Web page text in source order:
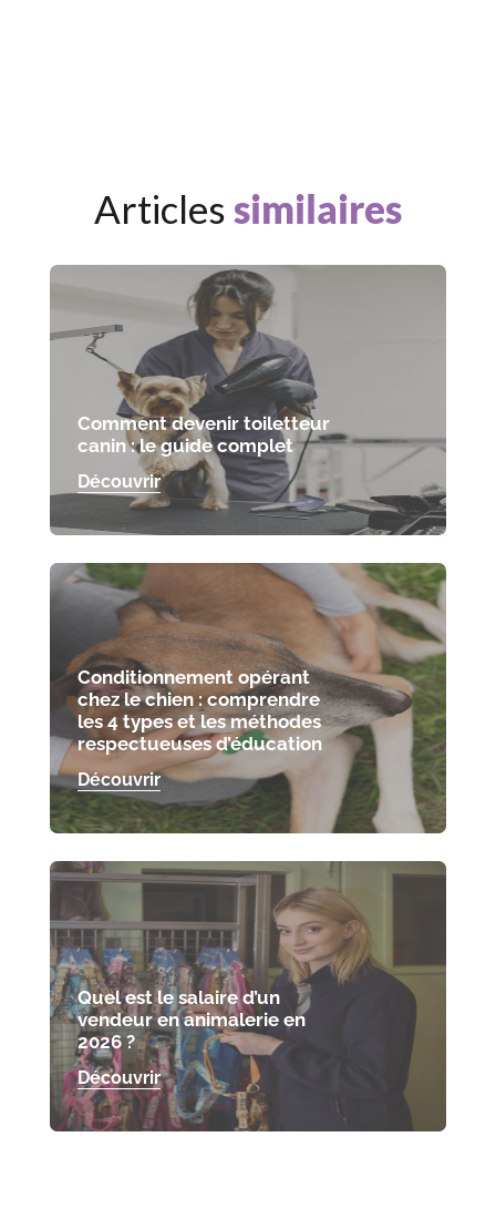
Articlessimilaires
Comment devenir toiletteur
canin : le guide complet
Découvrir
Conditionnement opérant
chez le chien : comprendre
les 4 types et les méthodes
respectueuses d’éducation
Découvrir
Quel est le salaire d’un
vendeur en animalerie en
2026 ?
Découvrir